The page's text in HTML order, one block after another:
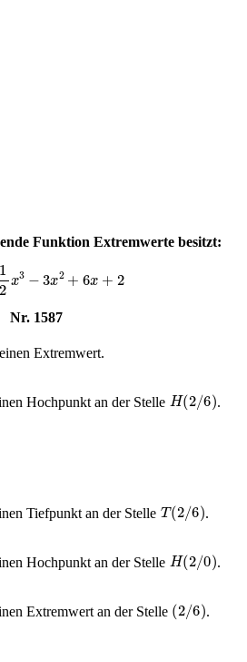
Funktion Extremwerte besitzt:
1 x3 3x 2 + x
Nr. 1587
Extremwert.
Hochpunkt an der Stelle H(2 6) .
Tiefpunkt an der Stelle T(2 /6) .
Hochpunkt an der Stelle H(2 0) .
Extremwert an der Stelle (2 /6).